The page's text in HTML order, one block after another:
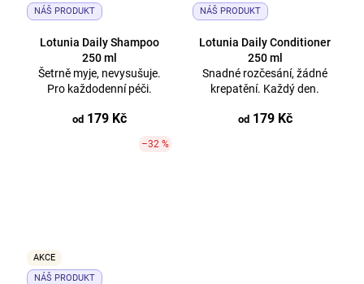
NÁŠ PRODUKT
Lotunia Daily Shampoo
250 ml
Šetrně myje, nevysušuje.
Pro každodenní péči.
od179 Kč
NÁŠ PRODUKT
Lotunia Daily Conditioner
250 ml
Snadné rozčesání, žádné
krepatění. Každý den.
od179 Kč
AKCE
NÁŠ PRODUKT
–32 %